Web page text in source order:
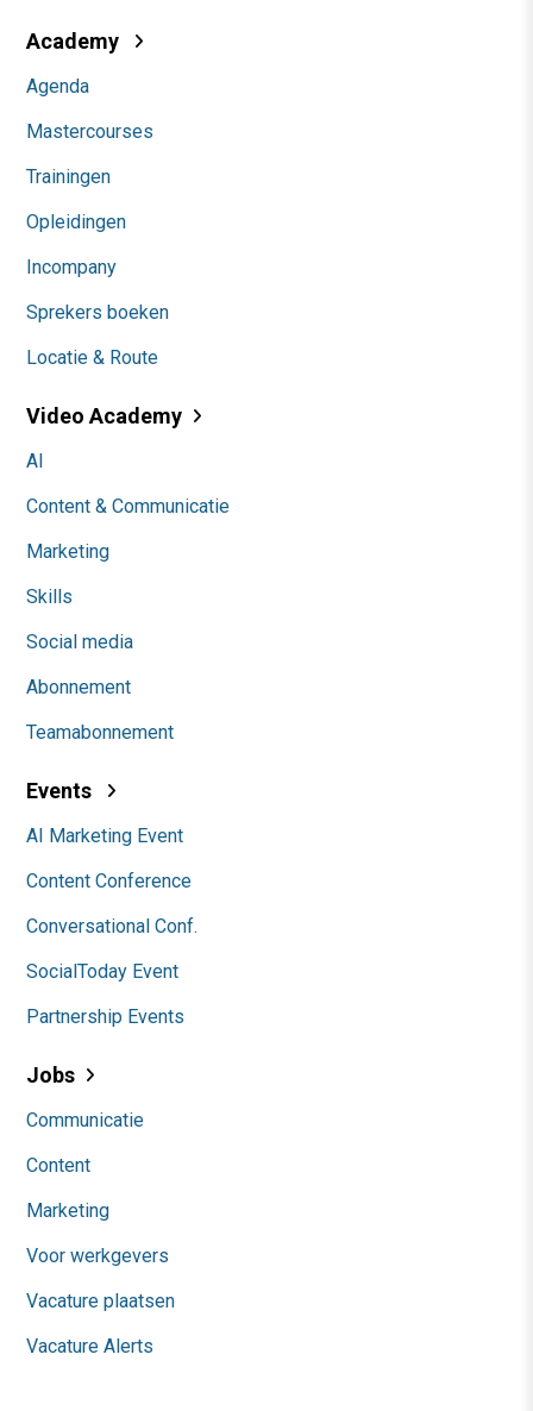
Academy
Agenda
Mastercourses
Trainingen
Opleidingen
Incompany
Sprekers boeken
Locatie & Route
Video Academy
AI
Content & Communicatie
Marketing
Skills
Social media
Abonnement
Teamabonnement
Events
AI Marketing Event
Content Conference
Conversational Conf.
SocialToday Event
Partnership Events
Jobs
Communicatie
Content
Marketing
Voor werkgevers
Vacature plaatsen
Vacature Alerts